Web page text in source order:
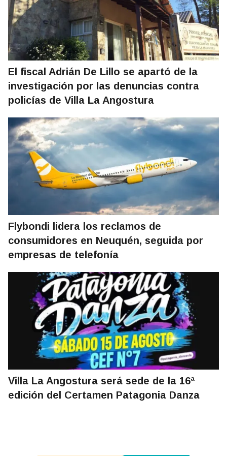
El fiscal Adrián De Lillo se apartó de la
investigación por las denuncias contra
policías de Villa La Angostura
Flybondi lidera los reclamos de
consumidores en Neuquén, seguida por
empresas de telefonía
Villa La Angostura será sede de la 16ª
edición del Certamen Patagonia Danza